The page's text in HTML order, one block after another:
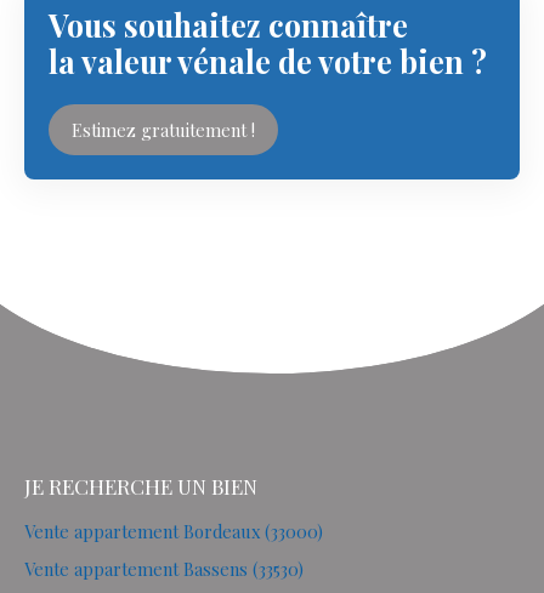
Vous souhaitez connaître
la valeur vénale de votre bien ?
Estimez gratuitement !
JE RECHERCHE UN BIEN
Vente appartement Bordeaux (33000)
Vente appartement Bassens (33530)